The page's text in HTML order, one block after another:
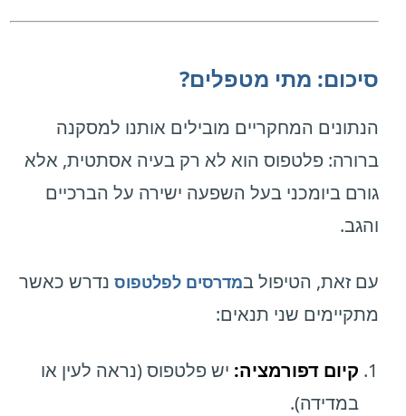
סיכום: מתי מטפלים?
הנתונים המחקריים מובילים אותנו למסקנה
ברורה: פלטפוס הוא לא רק בעיה אסתטית, אלא
גורם ביומכני בעל השפעה ישירה על הברכיים
והגב.
עם זאת, הטיפול במדרסים לפלטפוס נדרש כאשר
מתקיימים שני תנאים:
קיום דפורמציה: יש פלטפוס (נראה לעין או
במדידה).